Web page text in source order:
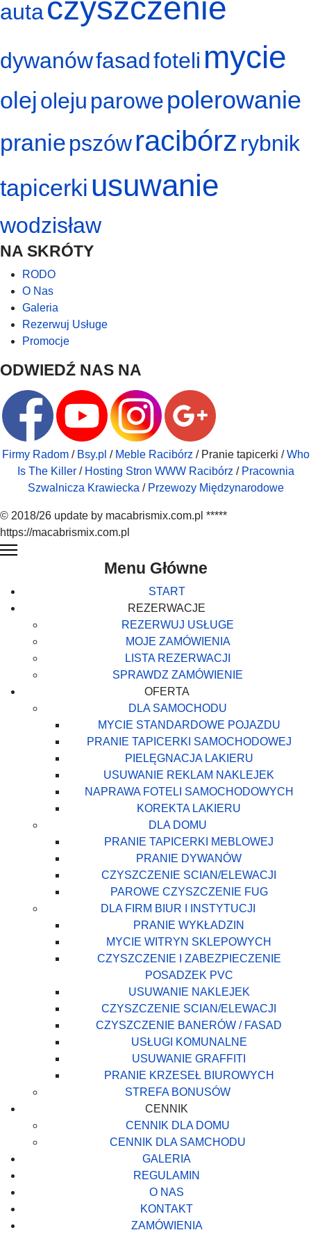
autaczyszczenie
dywanówfasadfoteli mycie
olejoleju parowepolerowanie
praniepszówracibórz rybnik
tapicerki usuwanie
wodzisław
NA SKRÓTY
RODO
O Nas
Galeria
Rezerwuj Usługe
Promocje
ODWIEDŹ NAS NA
Firmy Radom/ Bsy.pl / Meble Racibórz / Pranie tapicerki /Who
Is The Killer/ Hosting Stron WWW Racibórz / Pracownia
Szwalnicza Krawiecka / Przewozy Międzynarodowe
© 2018/26 update by macabrismix.com.pl *****
https://macabrismix.com.pl
Menu Główne
START
REZERWACJE
REZERWUJ USŁUGE
MOJE ZAMÓWIENIA
LISTA REZERWACJI
SPRAWDZ ZAMÓWIENIE
OFERTA
DLA SAMOCHODU
MYCIE STANDARDOWE POJAZDU
PRANIE TAPICERKI SAMOCHODOWEJ
PIELĘGNACJA LAKIERU
USUWANIE REKLAM NAKLEJEK
NAPRAWA FOTELI SAMOCHODOWYCH
KOREKTA LAKIERU
DLA DOMU
PRANIE TAPICERKI MEBLOWEJ
PRANIE DYWANÓW
CZYSZCZENIE SCIAN/ELEWACJI
PAROWE CZYSZCZENIE FUG
DLA FIRM BIUR I INSTYTUCJI
PRANIE WYKŁADZIN
MYCIE WITRYN SKLEPOWYCH
CZYSZCZENIE I ZABEZPIECZENIE
POSADZEK PVC
USUWANIE NAKLEJEK
CZYSZCZENIE SCIAN/ELEWACJI
CZYSZCZENIE BANERÓW / FASAD
USŁUGI KOMUNALNE
USUWANIE GRAFFITI
PRANIE KRZESEŁ BIUROWYCH
STREFA BONUSÓW
CENNIK
CENNIK DLA DOMU
CENNIK DLA SAMCHODU
GALERIA
REGULAMIN
O NAS
KONTAKT
ZAMÓWIENIA